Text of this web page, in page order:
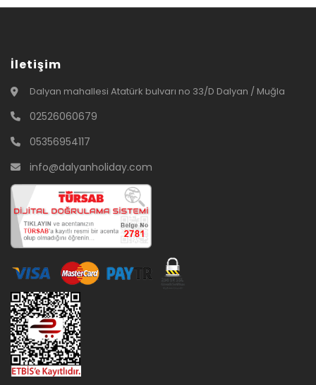
İletişim
Dalyan mahallesi Atatürk bulvarı no 33/D Dalyan / Muğla
02526060679
05356954117
info@dalyanholiday.com